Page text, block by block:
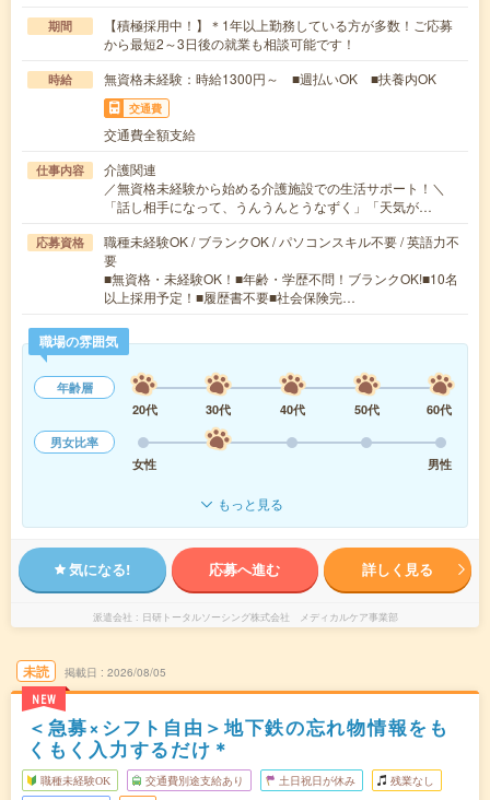
期間
【積極採用中！】＊1年以上勤務している方が多数！ご応募
から最短2～3日後の就業も相談可能です！
時給 無資格未経験：時給1300円～ ■週払いOK ■扶養内OK
交通費
交通費全額支給
仕事内容
介護関連
／無資格未経験から始める介護施設での生活サポート！＼
「話し相手になって、うんうんとうなずく」「天気が…
応募資格
職種未経験OK / ブランクOK / パソコンスキル不要 / 英語力不
要
■無資格・未経験OK！■年齢・学歴不問！ブランクOK!■10名
以上採用予定！■履歴書不要■社会保険完…
職場の雰囲気
年齢層
20代
30代 40代 50代
60代
男女比率
女性
男性
もっと見る
気になる! 応募へ進む 詳しく見る
派遣会社 日研トータルソーシング株式会社 メディカルケア事業部
未読
NEW
掲載日 2026/08/05
＜急募×シフト自由＞地下鉄の忘れ物情報をも
くもく入力するだけ＊
職種未経験OK 交通費別途支給あり 土日祝日が休み 残業なし